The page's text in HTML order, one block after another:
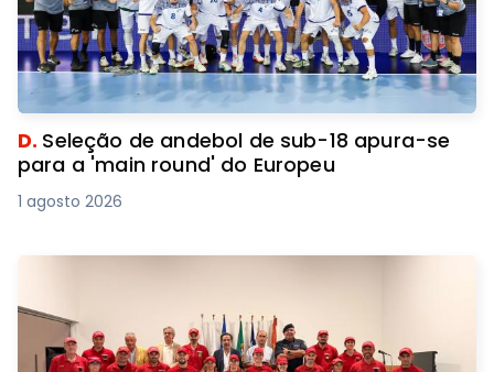
D. Seleção de andebol de sub-18 apura-se
para a 'main round' do Europeu
1 agosto 2026